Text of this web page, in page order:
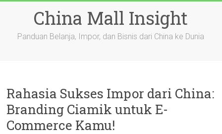
China Mall Insight
Panduan Belanja, Impor, dan Bisnis dari China ke Dunia
Rahasia Sukses Impor dari China:
Branding Ciamik untuk E-
Commerce Kamu!